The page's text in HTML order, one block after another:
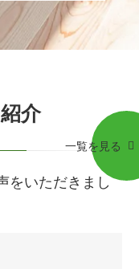
介
をいただきまし
一覧を見る